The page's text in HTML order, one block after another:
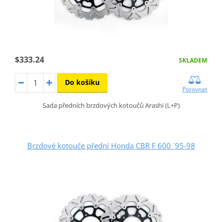
$333.24 SKLADEM
Do košíku
Porovnat
Sada předních brzdových kotoučů Arashi (L+P)
Brzdové kotouče přední Honda CBR F 600 ´95-98